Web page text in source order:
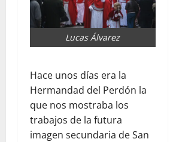
Lucas Álvarez
Hace unos días era la
Hermandad del Perdón la
que nos mostraba los
trabajos de la futura
imagen secundaria de San